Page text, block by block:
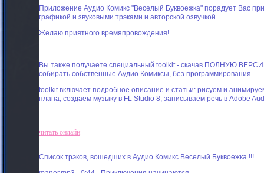
Приложение Аудио Комикс "Веселый Буквоежка" порадует Вас
графикой и звуковыми трэками и авторской озвучкой.
Желаю приятного времяпровождения!
Вы также получаете специальный toolkit - скачав ПОЛНУЮ
собирать собственные Аудио Комиксы, без программирования.
toolkit включает подробное описание и статьи: рисуем и
плана, создаем музыку в FL Studio 8, записываем речь в Adobe
читать онлайн
Cписок трэков, вошедших в Аудио Комикс Веселый Буквоежка !!!